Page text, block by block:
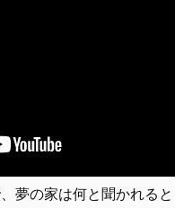
夢の家は何と聞かれる